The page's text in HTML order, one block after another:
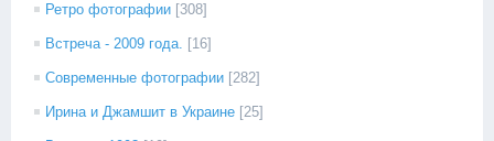
Ретро фотографии [308]
Встреча - 2009 года. [16]
Современные фотографии [282]
Ирина и Джамшит в Украине [25]